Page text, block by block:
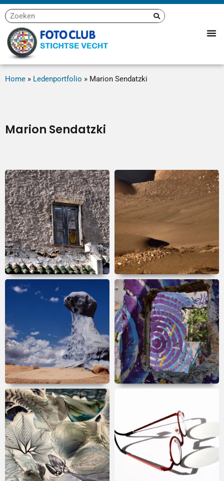
Home » Ledenportfolio » Marion Sendatzki
Marion Sendatzki